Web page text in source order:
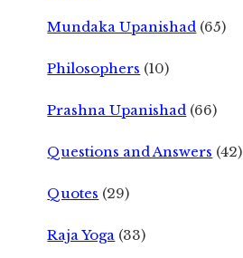
Mundaka Upanishad (65)
Philosophers (10)
Prashna Upanishad (66)
Questions and Answers (42)
Quotes (29)
Raja Yoga (33)